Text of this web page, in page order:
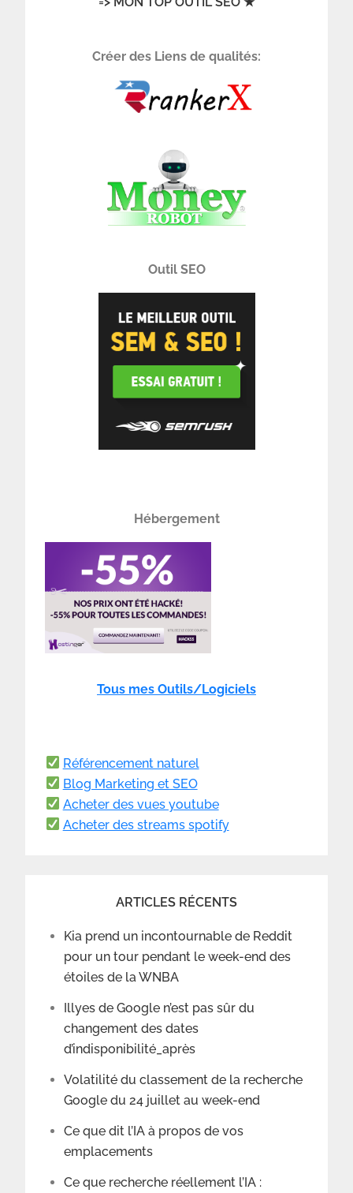
Créer des Liens de qualités:
Outil SEO
Hébergement
Tous mes Outils/Logiciels
Référencement naturel
Blog Marketing et SEO
Acheter des vues youtube
Acheter des streams spotify
ARTICLES RÉCENTS
Kia prend un incontournable de Reddit
pour un tour pendant le week-end des
étoiles de la WNBA
Illyes de Google n’est pas sûr du
changement des dates
d’indisponibilité_après
Volatilité du classement de la recherche
Google du 24 juillet au week-end
Ce que dit l’IA à propos de vos
emplacements
Ce que recherche réellement l’IA :